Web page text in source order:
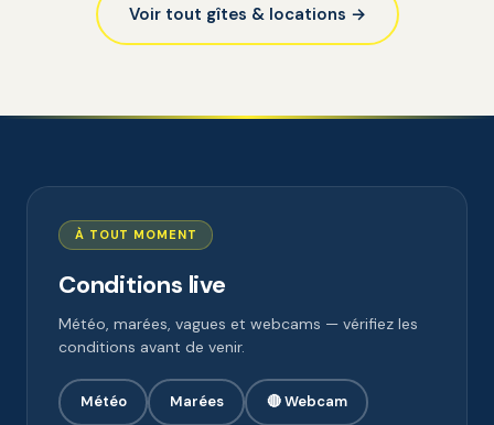
Voir tout gîtes & locations →
À TOUT MOMENT
Conditions live
Météo, marées, vagues et webcams — vérifiez les
conditions avant de venir.
Météo Marées 🔴 Webcam